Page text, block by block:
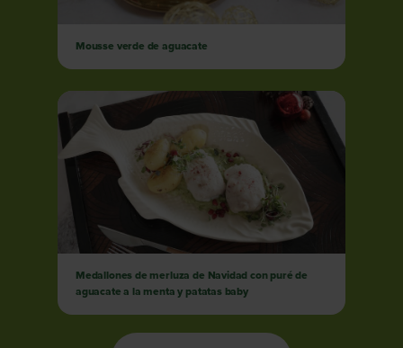
Mousse verde de aguacate
Medallones de merluza de Navidad con puré de
aguacate a la menta y patatas baby